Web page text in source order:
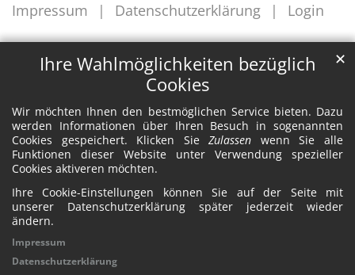
Ihre Wahlmöglichkeiten bezüglich
Cookies
Wir möchten Ihnen den bestmöglichen Service bieten. Dazu
werden Informationen über Ihren Besuch in sogenannten
Cookies gespeichert. Klicken SieZulassen wenn Sie alle
Funktionen dieser Website unter Verwendung spezieller
Cookies aktiveren möchten.
Ihre Cookie-Einstellungen können Sie auf der Seite mit
unserer Datenschutzerklärung später jederzeit wieder
ändern.
✕
Impressum
Datenschutzerklärung
Impressum
Datenschutzerklärung Login